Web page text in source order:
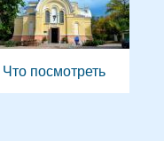
Что посмотреть